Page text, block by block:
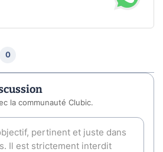
0
la communauté Clubic.